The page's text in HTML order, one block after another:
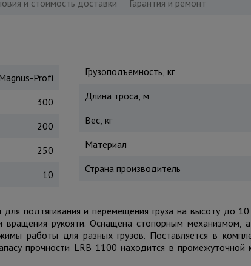
и стоимость доставки Гарантия и ремонт
Profi
300
200
250
10
Грузоподъемность, кг
Длина троса, м
Вес, кг
Материал
Страна производитель
подтягивания и перемещения груза на высоту до
рукояти. Оснащена стопорным
работы для разных грузов. Поставляется в
прочности LRB 1100 находится в